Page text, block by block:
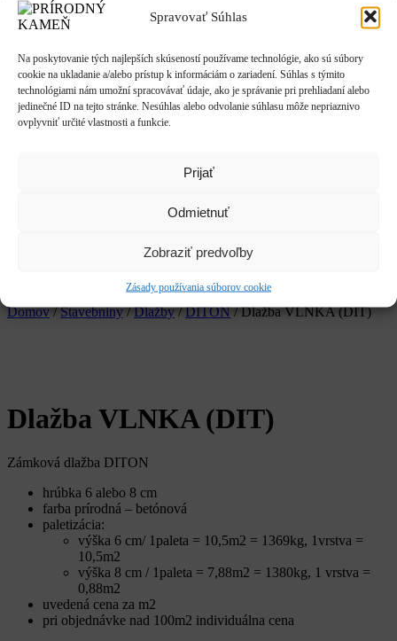
Spravovať Súhlas
Na poskytovanie tých najlepších skúseností používame technológie, ako sú súbory
cookie na ukladanie a/alebo prístup k informáciám o zariadení. Súhlas s týmito
technológiami nám umožní spracovávať údaje, ako je správanie pri prehliadaní alebo
jedinečné ID na tejto stránke. Nesúhlas alebo odvolanie súhlasu môže nepriaznivo
ovplyvniť určité vlastnosti a funkcie.
Prijať
Odmietnuť
Zobraziť predvoľby
Zásady používania súborov cookie
Vyvýšené záhony
Reliéfy
Rôzne
Sochy
Anjeli & Sv. sochy
Betlehem
Tienidlá & Svietidlá
Vyhľadávanie
Domov/Stavebniny/Dlažby/DITON/ Dlažba VLNKA (DIT)
Dlažba VLNKA (DIT)
Zámková dlažba DITON
hrúbka 6 alebo 8 cm
farba prírodná – betónová
paletizácia:
výška 6 cm/ 1paleta = 10,5m2 = 1369kg, 1vrstva =
10,5m2
výška 8 cm / 1paleta = 7,88m2 = 1380kg, 1 vrstva =
0,88m2
uvedená cena za m2
pri objednávke nad 100m2 individuálna cena